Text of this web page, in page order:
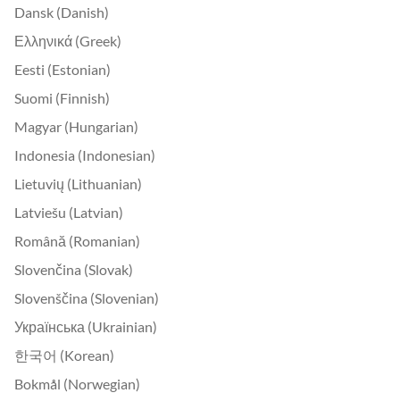
Dansk (Danish)
Ελληνικά (Greek)
Eesti (Estonian)
Suomi (Finnish)
Magyar (Hungarian)
Indonesia (Indonesian)
Lietuvių (Lithuanian)
Latviešu (Latvian)
Română (Romanian)
Slovenčina (Slovak)
Slovenščina (Slovenian)
Українська (Ukrainian)
한국어 (Korean)
Bokmål (Norwegian)